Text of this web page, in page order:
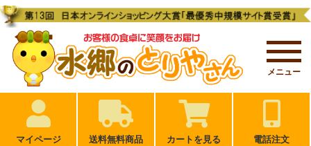
メニュー
マイページ 送料無料商品 カートを見る 電話注文